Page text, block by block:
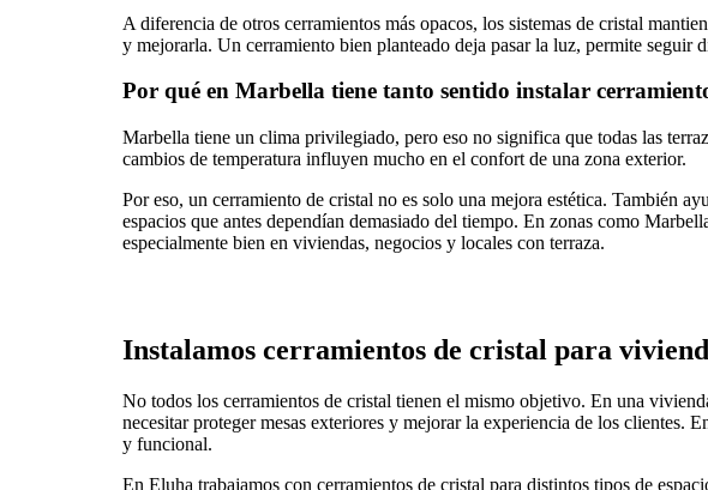
A diferencia de otros cerramientos más opacos, los sistemas de cristal
y mejorarla. Un cerramiento bien planteado deja pasar la luz, permite seguir
Por qué en Marbella tiene tanto sentido instalar
Marbella tiene un clima privilegiado, pero eso no significa que todas las
cambios de temperatura influyen mucho en el confort de una zona exterior.
Por eso, un cerramiento de cristal no es solo una mejora estética. También
espacios que antes dependían demasiado del tiempo. En zonas como
especialmente bien en viviendas, negocios y locales con terraza.
Instalamos cerramientos de cristal para
No todos los cerramientos de cristal tienen el mismo objetivo. En una
necesitar proteger mesas exteriores y mejorar la experiencia de los clientes.
y funcional.
En Eluha trabajamos con cerramientos de cristal para distintos tipos de